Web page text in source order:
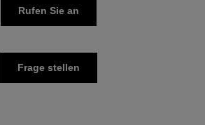
Rufen Sie an
Frage stellen